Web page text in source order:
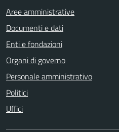
Aree amministrative
Documenti e dati
Enti e fondazioni
Organi di governo
Personale amministrativo
Politici
Uffici